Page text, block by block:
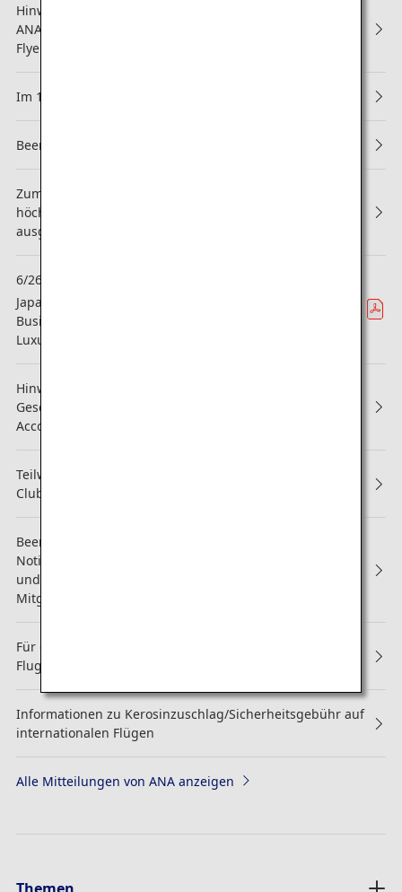
Hinweis zur Änderung der Geschäftsbedingungen des
ANA Mileage Club und der Regeln für die ANA Super
Flyers-Mitgliedschaft
Im 13. Jahr in Folge erhält ANA die 5-Sterne-Bewertung!
Beendigung des Upgrade-Punkte-Services
Zum zweiten Mal in Folge wurde die ANA Group mit der
höchsten APEX-Bewertung "WORLD CLASS“
ausgezeichnet!
6/26
Japanische ANA erreicht neue Dimensionen in der
Business Class mit ihren neuen „THE Room FX"-Sitzen in
Luxusgröße
Hinweis zu Änderungen der Allgemeinen
Geschäftsbedingungen des ANA Mileage Club Family
Account Service
Teilweise Überarbeitung der Services für ANA Mileage
Club-Mitglieder (Aktualisiert am 3. september 2025)
Beendigung von Buchkalender-, Kalender- und
Notizbuch-Geschenken für Diamond Service-Mitglieder
und Platinum Service-Mitglieder sowie für Super Flyers-
Mitglieder
Für das neue Video zur Flugsicherheit wurden die
Flugzeuge "Pikachu Jet NH" und "Eevee Jet NH" genutzt.
Informationen zu Kerosinzuschlag/Sicherheitsgebühr auf
internationalen Flügen
Alle Mitteilungen von ANA anzeigen